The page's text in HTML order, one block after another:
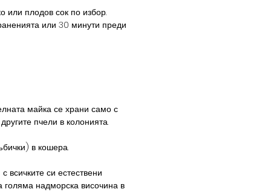
или плодов сок по избор.
или 30 минути преди
майка се храни само с
пчели в колонията.
в кошера.
си естествени
голяма надморска височина в